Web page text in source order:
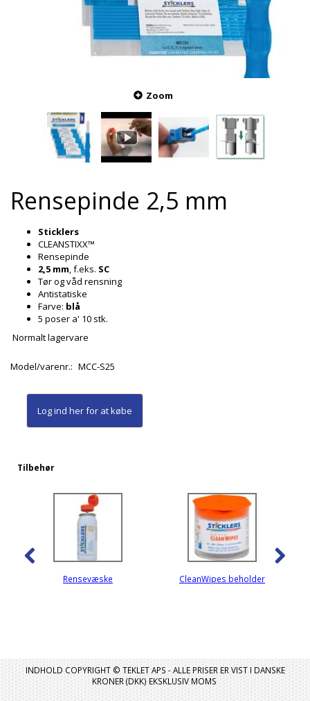
Zoom
Rensepinde 2,5 mm
Sticklers
CLEANSTIXX™
Rensepinde
2,5 mm, f.eks. SC
Tør og våd rensning
Antistatiske
Farve: blå
5 poser a' 10 stk.
Normalt lagervare
Model/varenr.: MCC-S25
Log ind herfor at købe
Tilbehør
Rensevæske CleanWipes beholder
INDHOLD COPYRIGHT © TEKLET APS - ALLE PRISER ER VIST I DANSKE
KRONER (DKK) EKSKLUSIV MOMS